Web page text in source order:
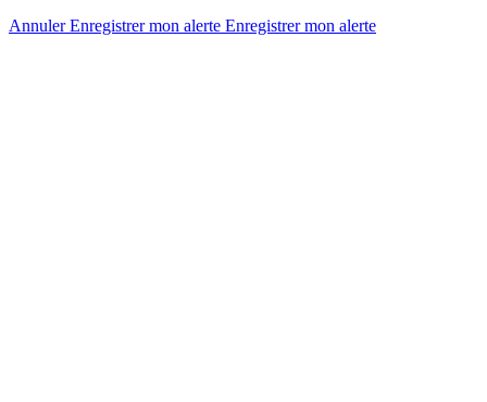
AnnulerEnregistrer mon alerte Enregistrermon alerte